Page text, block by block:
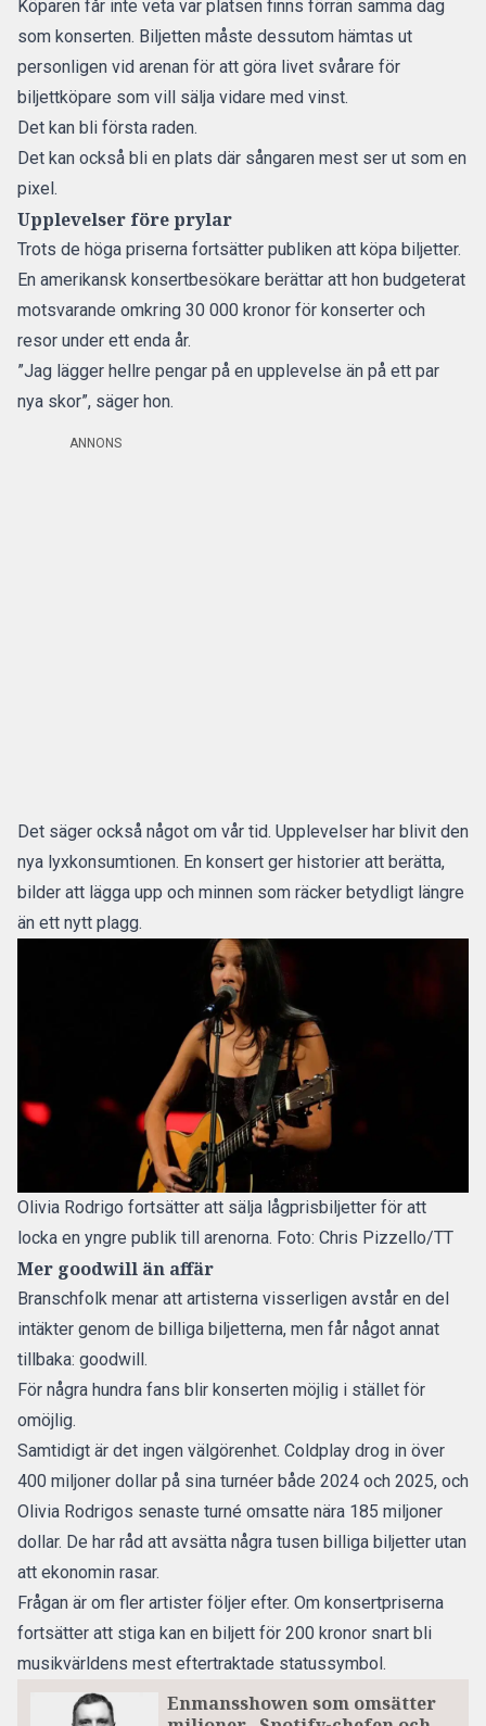
Köparen får inte veta var platsen finns förrän samma dag
som konserten. Biljetten måste dessutom hämtas ut
personligen vid arenan för att göra livet svårare för
biljettköpare som vill sälja vidare med vinst.
Det kan bli första raden.
Det kan också bli en plats där sångaren mest ser ut som en
pixel.
Upplevelser före prylar
Trots de höga priserna fortsätter publiken att köpa biljetter.
En amerikansk konsertbesökare berättar att hon budgeterat
motsvarande omkring 30 000 kronor för konserter och
resor under ett enda år.
”Jag lägger hellre pengar på en upplevelse än på ett par
nya skor”, säger hon.
ANNONS
Det säger också något om vår tid. Upplevelser har blivit den
nya lyxkonsumtionen. En konsert ger historier att berätta,
bilder att lägga upp och minnen som räcker betydligt längre
än ett nytt plagg.
Olivia Rodrigo fortsätter att sälja lågprisbiljetter för att
locka en yngre publik till arenorna. Foto: Chris Pizzello/TT
Mer goodwill än affär
Branschfolk menar att artisterna visserligen avstår en del
intäkter genom de billiga biljetterna, men får något annat
tillbaka: goodwill.
För några hundra fans blir konserten möjlig i stället för
omöjlig.
Samtidigt är det ingen välgörenhet. Coldplay drog in över
400 miljoner dollar på sina turnéer både 2024 och 2025, och
Olivia Rodrigos senaste turné omsatte nära 185 miljoner
dollar. De har råd att avsätta några tusen billiga biljetter utan
att ekonomin rasar.
Frågan är om fler artister följer efter. Om konsertpriserna
fortsätter att stiga kan en biljett för 200 kronor snart bli
musikvärldens mest eftertraktade statussymbol.
Enmansshowen som omsätter